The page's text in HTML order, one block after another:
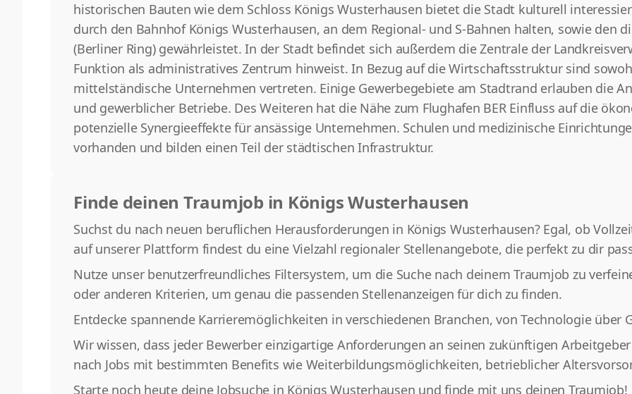
historischen Bauten wie dem Schloss Königs Wusterhausen bietet die Stadt kulturell
durch den Bahnhof Königs Wusterhausen, an dem Regional- und S-Bahnen halten, sowie den
(Berliner Ring) gewährleistet. In der Stadt befindet sich außerdem die Zentrale der
Funktion als administratives Zentrum hinweist. In Bezug auf die Wirtschaftsstruktur sind
mittelständische Unternehmen vertreten. Einige Gewerbegebiete am Stadtrand erlauben die
und gewerblicher Betriebe. Des Weiteren hat die Nähe zum Flughafen BER Einfluss auf die
potenzielle Synergieeffekte für ansässige Unternehmen. Schulen und medizinische
vorhanden und bilden einen Teil der städtischen Infrastruktur.
Finde deinen Traumjob in Königs Wusterhausen
Suchst du nach neuen beruflichen Herausforderungen in Königs Wusterhausen? Egal, ob
auf unserer Plattform findest du eine Vielzahl regionaler Stellenangebote, die perfekt zu dir
Nutze unser benutzerfreundliches Filtersystem, um die Suche nach deinem Traumjob zu
oder anderen Kriterien, um genau die passenden Stellenanzeigen für dich zu finden.
Entdecke spannende Karrieremöglichkeiten in verschiedenen Branchen, von Technologie über
Wir wissen, dass jeder Bewerber einzigartige Anforderungen an seinen zukünftigen
nach Jobs mit bestimmten Benefits wie Weiterbildungsmöglichkeiten, betrieblicher
Starte noch heute deine Jobsuche in Königs Wusterhausen und finde mit uns deinen Traumjob!